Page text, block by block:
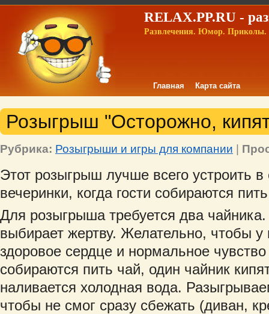
RELAX.PP.RU -
Развлечения. Юмор. Приколы.
Главная Карта сайта
Розыгрыш "Осторожно,
Рубрика: Розыгрыши и игры для компании |
Этот розыгрыш лучше всего устроить
вечеринки, когда гости собираются
Для розыгрыша требуется два
выбирает жертву. Желательно, чтобы
здоровое сердце и нормальное
собираются пить чай, один чайник
наливается холодная вода.
чтобы не смог сразу сбежать (диван,